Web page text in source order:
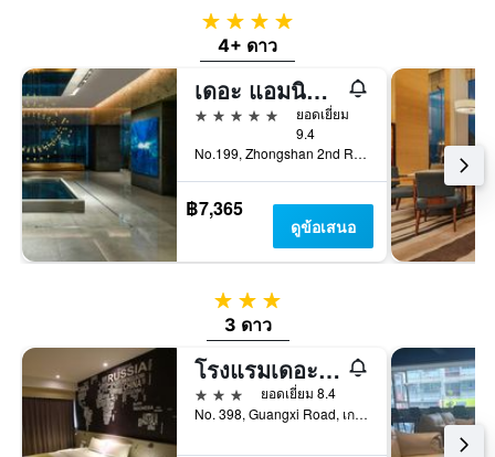
มา
4 ดาว
4+ ดาว
เดอะ แอมนิส, อะ ลักชัวรี คอลเลกชัน โรงแรม, เกาสง
5 ดาว
ยอดเยี่ยม
9.4
No.199, Zhongshan 2nd Rd, Qianzhen Dist., เกาสง, ไต้หวัน
฿7,365
ดูข้อเสนอ
3 ดาว
3 ดาว
โรงแรมเดอะบลูโคสต์
3 ดาว
ยอดเยี่ยม 8.4
No. 398, Guangxi Road, เกาสง, ไต้หวัน